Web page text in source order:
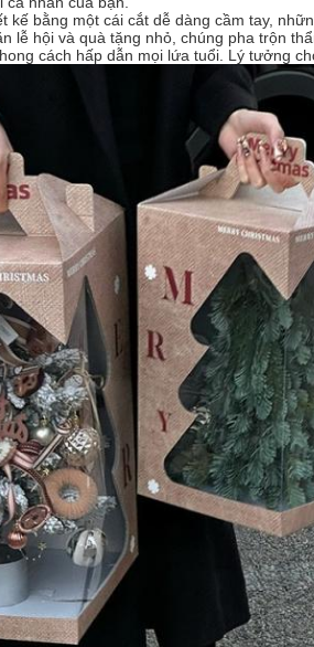
bằng một cái cắt dễ dàng cầm tay,
lễ hội và quà tặng nhỏ, chúng pha trộn
cách hấp dẫn mọi lứa tuổi. Lý tưởng